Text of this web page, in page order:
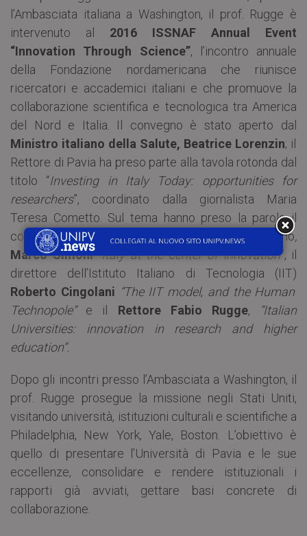
l’Ambasciata italiana a Washington, il prof. Rugge è
intervenuto al 2016 ISSNAF Annual Event
“Innovation Through Science”, l’incontro annuale
della Fondazione nordamericana che riunisce
ricercatori e accademici italiani e che promuove la
collaborazione scientifica e tecnologica tra America
del Nord e Italia. Il convegno è stato aperto dal
Ministro italiano della Salute, Beatrice Lorenzin; il
Rettore di Pavia ha preso parte alla tavola rotonda dal
titolo “Investing in Italy Today: opportunities for
researchers”, coordinato dalla giornalista Maria
Teresa Cometto. Sul tema hanno preso la parola il
consigliere economico del Primo Ministro italiano,
Marco Simoni “Italy at the center of innovation”, il
direttore dell’Istituto Italiano di Tecnologia (IIT)
Roberto Cingolani “The IIT model, and the Human
Technopole” e il Rettore Fabio Rugge,
“Italian
Universities: innovation in research and higher
education”.
Dopo gli incontri presso l’Ambasciata a Washington, il
prof. Rugge prosegue la missione negli Stati Uniti,
visitando università, istituzioni culturali e scientifiche a
Philadelphia, New York, Yale, Boston. L’obiettivo è
quello di presentare l’Università di Pavia e le sue
eccellenze, consolidare e rendere istituzionali i
rapporti già avviati, gettare basi concrete di
collaborazione.